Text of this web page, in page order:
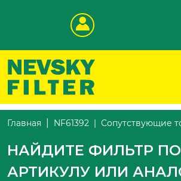
Главная NF61392 Сопутствующие
НАЙДИТЕ ФИЛЬТР ПО
АРТИКУЛУ ИЛИ